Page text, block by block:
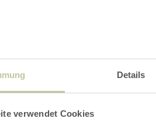
Details
verwendet Cookies